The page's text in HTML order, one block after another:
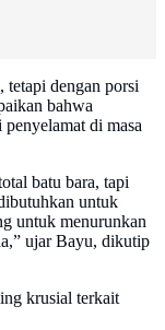
tetapi dengan porsi
bahwa
di masa
batu bara, tapi
untuk
untuk menurunkan
ujar Bayu, dikutip
krusial terkait